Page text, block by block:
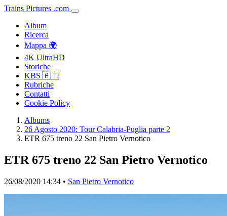
Trains Pictures .com
Album
Ricerca
Mappa 🌍
4K UltraHD
Storiche
KBS 🇦🇹
Rubriche
Contatti
Cookie Policy
Albums
26 Agosto 2020: Tour Calabria-Puglia parte 2
ETR 675 treno 22 San Pietro Vernotico
ETR 675 treno 22 San Pietro Vernotico
26/08/2020 14:34 • San Pietro Vernotico